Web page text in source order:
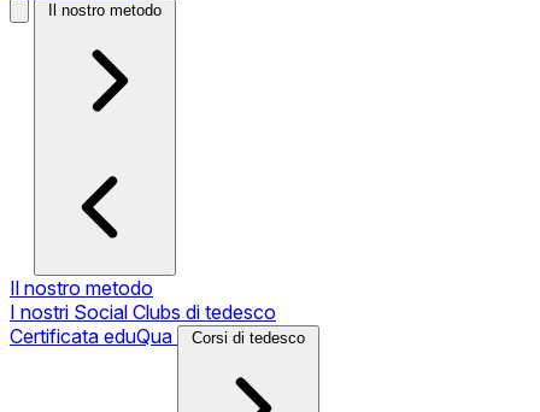
Il nostro metodo
Il nostro metodo
I nostri Social Clubs di tedesco
Certificata eduQua
Corsi di tedesco